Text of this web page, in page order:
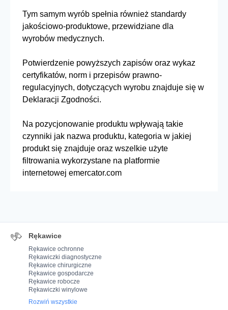
Tym samym wyrób spełnia również standardy
jakościowo-produktowe, przewidziane dla
wyrobów medycznych.
Potwierdzenie powyższych zapisów oraz wykaz
certyfikatów, norm i przepisów prawno-
regulacyjnych, dotyczących wyrobu znajduje się w
Deklaracji Zgodności.
Na pozycjonowanie produktu wpływają takie
czynniki jak nazwa produktu, kategoria w jakiej
produkt się znajduje oraz wszelkie użyte
filtrowania wykorzystane na platformie
internetowej emercator.com
Rękawice
Rękawice ochronne
Rękawiczki diagnostyczne
Rękawice chirurgiczne
Rękawice gospodarcze
Rękawice robocze
Rękawiczki winylowe
Rozwiń wszystkie